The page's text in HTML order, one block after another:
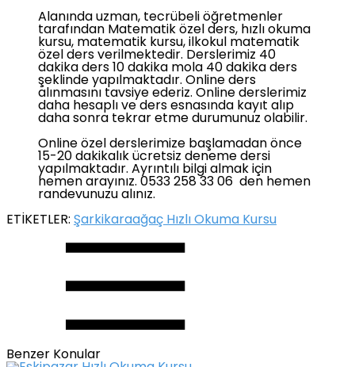
Alanında uzman, tecrübeli öğretmenler
tarafından Matematik özel ders, hızlı okuma
kursu, matematik kursu, ilkokul matematik
özel ders verilmektedir. Derslerimiz 40
dakika ders 10 dakika mola 40 dakika ders
şeklinde yapılmaktadır. Online ders
alınmasını tavsiye ederiz. Online derslerimiz
daha hesaplı ve ders esnasında kayıt alıp
daha sonra tekrar etme durumunuz olabilir.
Online özel derslerimize başlamadan önce
15-20 dakikalık ücretsiz deneme dersi
yapılmaktadır. Ayrıntılı bilgi almak için
hemen arayınız. 0533 258 33 06 den hemen
randevunuzu alınız.
ETİKETLER: Şarkikaraağaç Hızlı Okuma Kursu
Benzer Konular